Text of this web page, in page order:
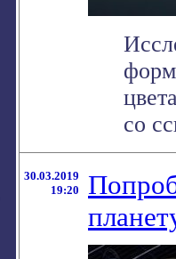
со
30.03.2019
19:20